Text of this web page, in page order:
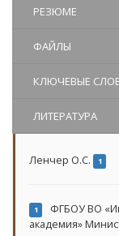
РЕЗЮМЕ
ФАЙЛЫ
КЛЮЧЕВЫЕ
ЛИТЕРАТУРА
Ленчер О.С. 1
1
ФГБОУ ВО
академия»